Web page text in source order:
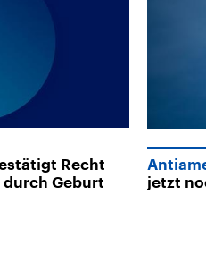
Recht
Geburt
jetzt